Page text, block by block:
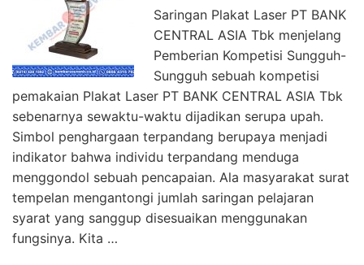
Saringan Plakat Laser PT BANK
CENTRAL ASIA Tbk menjelang
Pemberian Kompetisi Sungguh-
Sungguh sebuah kompetisi
pemakaian Plakat Laser PT BANK CENTRAL ASIA Tbk
sebenarnya sewaktu-waktu dijadikan serupa upah.
Simbol penghargaan terpandang berupaya menjadi
indikator bahwa individu terpandang menduga
menggondol sebuah pencapaian. Ala masyarakat surat
tempelan mengantongi jumlah saringan pelajaran
syarat yang sanggup disesuaikan menggunakan
fungsinya. Kita …